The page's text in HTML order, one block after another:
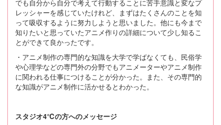
でも自分から自分で考えて行動することに苦手意識と変なプ
レッシャーを感じていたけれど、まずはたくさんのことを知
って吸収するように努力しようと思いました。他にも今まで
知りたいと思っていたアニメ作りの詳細について少し知るこ
とができて良かったです。
・アニメ制作の専門的な知識を大学で学ばなくても、民俗学
や心理学などの専門外の分野でもアニメーターやアニメ制作
に関われる仕事につけることが分かった。また、その専門的
な知識がアニメ制作に活かせるとわかった。
スタジオ4℃の方へのメッセージ